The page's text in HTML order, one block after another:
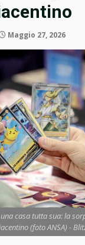
Maggio 27, 2026
casa tutta sua: la
(foto ANSA) -